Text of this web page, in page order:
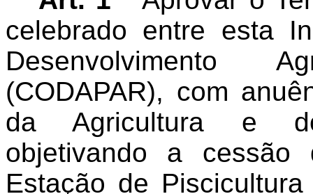
celebrado entre esta
Desenvolvimento
(CODAPAR), com
da Agricultura e
objetivando a
Estação de